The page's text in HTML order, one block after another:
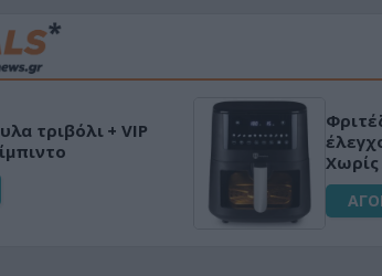
τον κήπο σου με το
Box Μίνι Αλυσοπρίονο με
λιθίου